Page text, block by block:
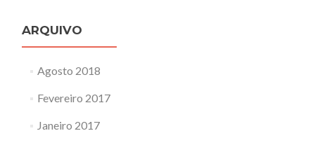
ARQUIVO
Agosto 2018
Fevereiro 2017
Janeiro 2017